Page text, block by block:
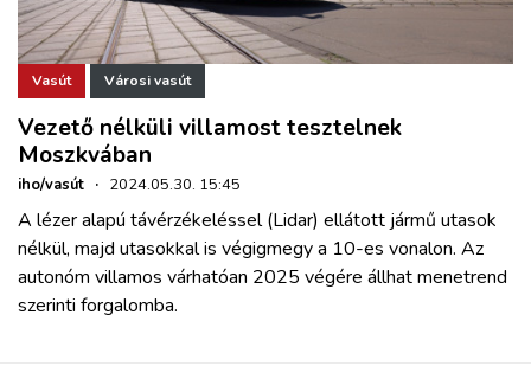
Vasút Városi vasút
Vezető nélküli villamost tesztelnek
Moszkvában
iho/vasút · 2024.05.30. 15:45
A lézer alapú távérzékeléssel (Lidar) ellátott jármű utasok
nélkül, majd utasokkal is végigmegy a 10-es vonalon. Az
autonóm villamos várhatóan 2025 végére állhat menetrend
szerinti forgalomba.